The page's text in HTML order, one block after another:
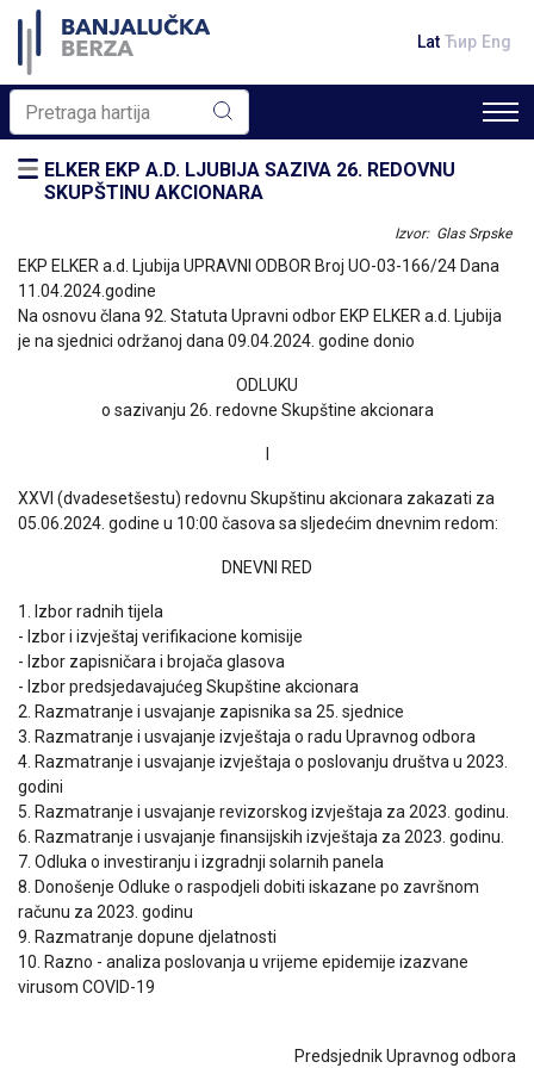
Lat Ћир Eng
ELKER EKP A.D. LJUBIJA SAZIVA 26. REDOVNU
SKUPŠTINU AKCIONARA
Izvor: Glas Srpske
EKP ELKER a.d. Ljubija UPRAVNI ODBOR Broj UO-03-166/24 Dana
11.04.2024.godine
Na osnovu člana 92. Statuta Upravni odbor EKP ELKER a.d. Ljubija
je na sjednici održanoj dana 09.04.2024. godine donio
ODLUKU
o sazivanju 26. redovne Skupštine akcionara
XXVI (dvadesetšestu) redovnu Skupštinu akcionara zakazati za
05.06.2024. godine u 10:00 časova sa sljedećim dnevnim redom:
DNEVNI RED
1. Izbor radnih tijela
- Izbor i izvještaj verifikacione komisije
- Izbor zapisničara i brojača glasova
- Izbor predsjedavajućeg Skupštine akcionara
2. Razmatranje i usvajanje zapisnika sa 25. sjednice
3. Razmatranje i usvajanje izvještaja o radu Upravnog odbora
4. Razmatranje i usvajanje izvještaja o poslovanju društva u 2023.
godini
5. Razmatranje i usvajanje revizorskog izvještaja za 2023. godinu.
6. Razmatranje i usvajanje finansijskih izvještaja za 2023. godinu.
7. Odluka o investiranju i izgradnji solarnih panela
8. Donošenje Odluke o raspodjeli dobiti iskazane po završnom
računu za 2023. godinu
9. Razmatranje dopune djelatnosti
10. Razno - analiza poslovanja u vrijeme epidemije izazvane
virusom COVID-19
Predsjednik Upravnog odbora